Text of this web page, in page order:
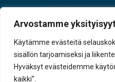
Arvostamme
Käytämme evästeitä
sisällön tarjoamiseksi ja
Hyväksyt evästeidemme
kaikki”.